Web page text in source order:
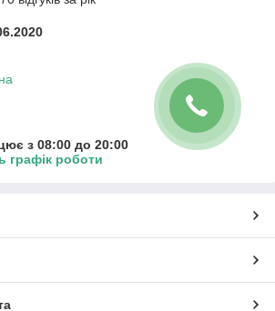
з 08:00 до 20:00
графік роботи